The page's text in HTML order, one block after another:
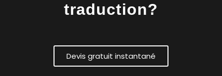
traduction?
Devis gratuit instantané